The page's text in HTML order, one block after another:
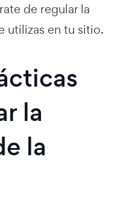
de regular la
utilizas en tu sitio.
la
la